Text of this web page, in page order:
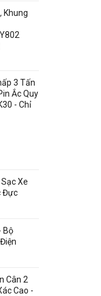
Khung
3 Tấn
Ắc Quy
- Chỉ
Xe
Đực
Bộ
Cân 2
Cao -